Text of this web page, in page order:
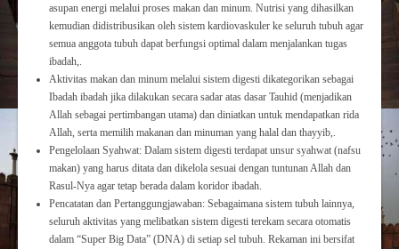
asupan energi melalui proses makan dan minum. Nutrisi yang dihasilkan
kemudian didistribusikan oleh sistem kardiovaskuler ke seluruh tubuh agar
semua anggota tubuh dapat berfungsi optimal dalam menjalankan tugas
ibadah,.
Aktivitas makan dan minum melalui sistem digesti dikategorikan sebagai
Ibadah ibadah jika dilakukan secara sadar atas dasar Tauhid (menjadikan
Allah sebagai pertimbangan utama) dan diniatkan untuk mendapatkan rida
Allah, serta memilih makanan dan minuman yang halal dan thayyib,.
Pengelolaan Syahwat: Dalam sistem digesti terdapat unsur syahwat (nafsu
makan) yang harus ditata dan dikelola sesuai dengan tuntunan Allah dan
Rasul-Nya agar tetap berada dalam koridor ibadah.
Pencatatan dan Pertanggungjawaban: Sebagaimana sistem tubuh lainnya,
seluruh aktivitas yang melibatkan sistem digesti terekam secara otomatis
dalam “Super Big Data” (DNA) di setiap sel tubuh. Rekaman ini bersifat